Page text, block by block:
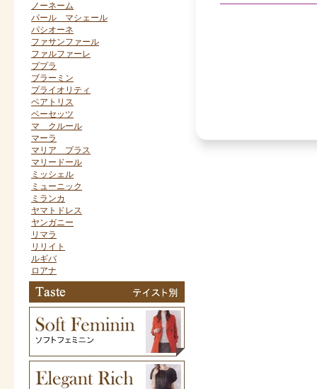
ノーネーム
パール マシェール
パシオーネ
ファサンファール
ファルファーレ
ププラ
ブラーミン
プライオリティ
ベアトリス
ベーセッツ
マ クルール
マーラ
マリア プラス
マリードール
ミッシェル
ミューニック
ミランカ
ヤマトドレス
ヤンガニー
リマラ
リリイト
ルギバ
ロアナ